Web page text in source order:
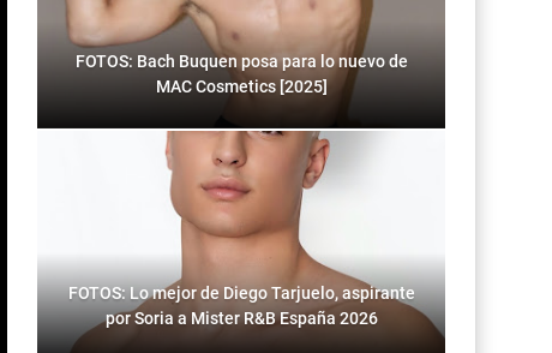
FOTOS: Bach Buquen posa para lo nuevo de
MAC Cosmetics [2025]
FOTOS: Lo mejor de Diego Tarjuelo, aspirante
por Soria a Mister R&B España 2026